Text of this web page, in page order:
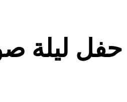
حفل ليلة